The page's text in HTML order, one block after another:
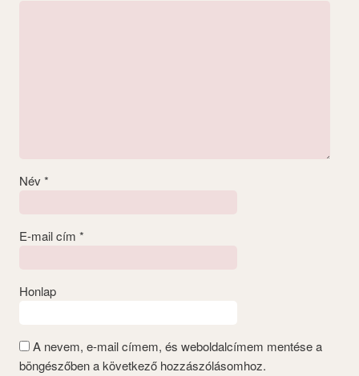
Név *
E-mail cím *
Honlap
A nevem, e-mail címem, és weboldalcímem mentése a
böngészőben a következő hozzászólásomhoz.